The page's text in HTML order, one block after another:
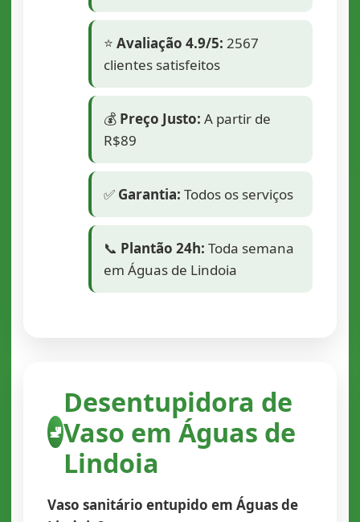
⭐ Avaliação 4.9/5: 2567
clientes satisfeitos
💰 Preço Justo: A partir de
R$89
✅ Garantia: Todos os serviços
📞 Plantão 24h: Toda semana
em Águas de Lindoia
🚽
Desentupidora de
Vaso em Águas de
Lindoia
Vaso sanitário entupido em Águas de